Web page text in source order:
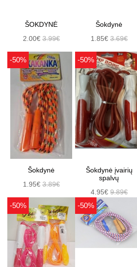
ŠOKDYNĖ
2.00€3.99€
Šokdynė
1.85€ 3.69€
-50%
Šokdynė
1.95€3.89€
-50%
Šokdynė įvairių
spalvų
4.95€ 9.89€
-50% -50%